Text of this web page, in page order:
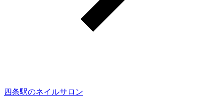
四条駅のネイルサロン